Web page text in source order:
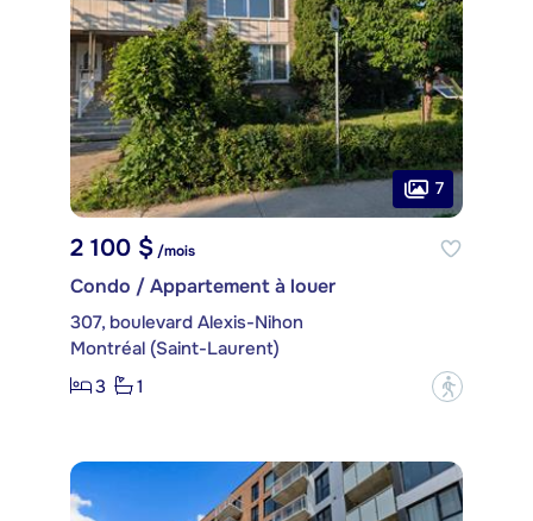
7
2 100 $ /mois
Condo / Appartement à louer
307, boulevard Alexis-Nihon
Montréal (Saint-Laurent)
3
1 ?